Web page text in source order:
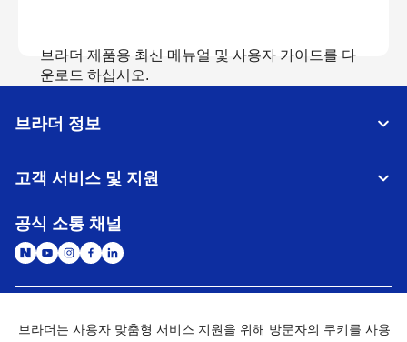
브라더 제품용 최신 메뉴얼 및 사용자 가이드를 다
운로드 하십시오.
브라더 정보
고객 서비스 및 지원
공식 소통 채널
대한민국 글로벌 네트워크
브라더는 사용자 맞춤형 서비스 지원을 위해 방문자의 쿠키를 사용